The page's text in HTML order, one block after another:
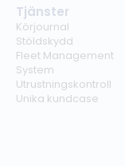
Tjänster
Körjournal
Stöldskydd
Fleet Management
System
Utrustningskontroll
Unika kundcase